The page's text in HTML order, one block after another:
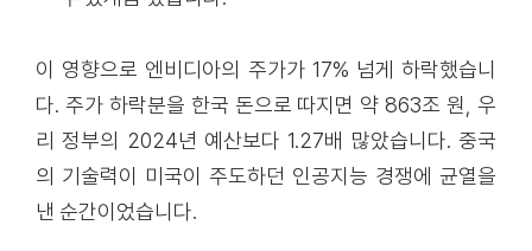
이 영향으로 엔비디아의 주가가 17% 넘게 하락했습니
다. 주가 하락분을 한국 돈으로 따지면 약 863조 원, 우
리 정부의 2024년 예산보다 1.27배 많았습니다. 중국
의 기술력이 미국이 주도하던 인공지능 경쟁에 균열을
낸 순간이었습니다.